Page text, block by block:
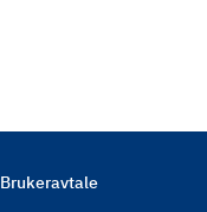
Brukeravtale